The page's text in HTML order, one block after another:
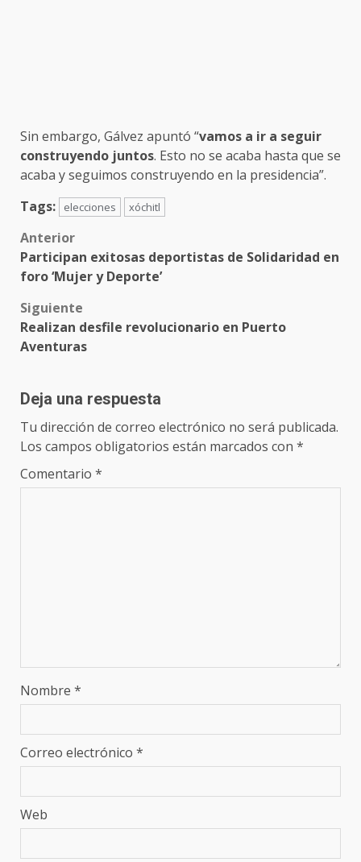
Sin embargo, Gálvez apuntó “vamos a ir a seguir
construyendo juntos. Esto no se acaba hasta que se
acaba y seguimos construyendo en la presidencia”.
Tags:
elecciones xóchitl
Post
navigation
Anterior
Participan exitosas deportistas de Solidaridad en
foro ‘Mujer y Deporte’
Siguiente
Realizan desfile revolucionario en Puerto
Aventuras
Deja una respuesta
Tu dirección de correo electrónico no será publicada.
Los campos obligatorios están marcados con *
Comentario *
Nombre *
Correo electrónico *
Web